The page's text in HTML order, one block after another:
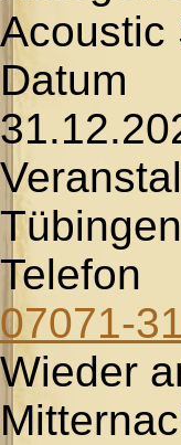
Acoustic
Datum
Telefon
07071-
Wieder